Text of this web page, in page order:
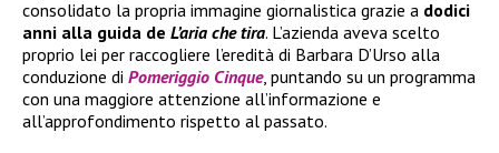
consolidato la propria immagine giornalistica grazie a dodici
anni alla guida de L’aria che tira. L’azienda aveva scelto
proprio lei per raccogliere l’eredità di Barbara D’Urso alla
conduzione di Pomeriggio Cinque, puntando su un programma
con una maggiore attenzione all’informazione e
all’approfondimento rispetto al passato.